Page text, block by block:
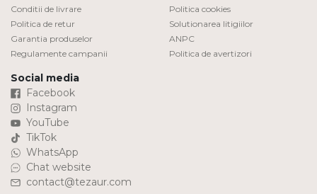
Conditii de livrare
Politica de retur
Garantia produselor
Regulamente campanii
Politica cookies
Solutionarea litigiilor
ANPC
Politica de avertizori
Social media
Facebook
Instagram
YouTube
TikTok
WhatsApp
Chat website
contact@tezaur.com